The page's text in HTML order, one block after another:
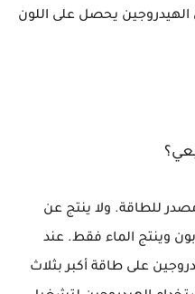
الهيدروجين يحصل على اللون
للطاقة. ولا ينتج عن
وينتج الماء فقط. عند
على طاقة أكبر بثلاث